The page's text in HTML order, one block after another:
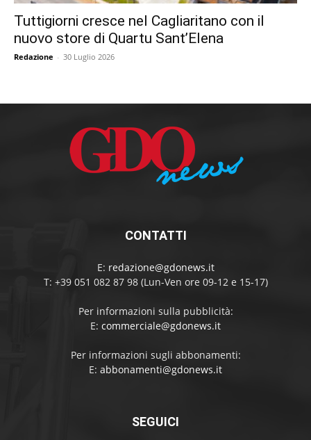
Tuttigiorni cresce nel Cagliaritano con il
nuovo store di Quartu Sant’Elena
Redazione - 30 Luglio 2026
CONTATTI
E: redazione@gdonews.it
T: +39 051 082 87 98 (Lun-Ven ore 09-12 e 15-17)
Per informazioni sulla pubblicità:
E: commerciale@gdonews.it
Per informazioni sugli abbonamenti:
E: abbonamenti@gdonews.it
SEGUICI